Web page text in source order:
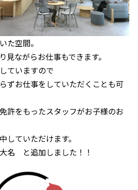
た空間。
見ながらお仕事もできます。
ていますので
ずお仕事をしていただくことも可
許をもったスタッフがお子様のお
していただけます。
名 と追加しました！！